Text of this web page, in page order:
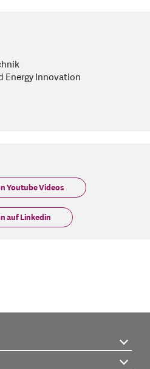
Energy Innovation
Youtube Videos
auf Linkedin